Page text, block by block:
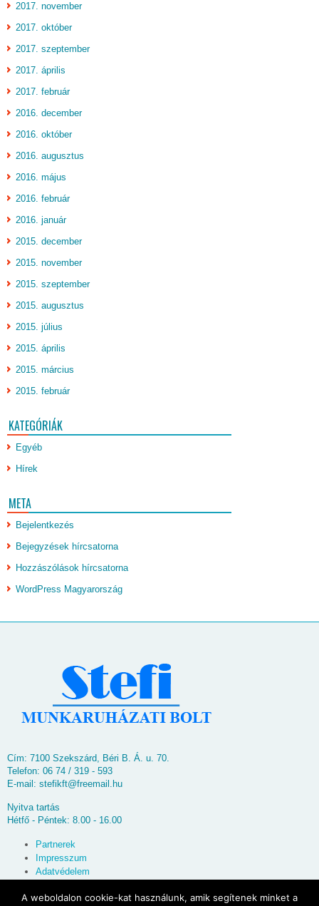
2017. november
2017. október
2017. szeptember
2017. április
2017. február
2016. december
2016. október
2016. augusztus
2016. május
2016. február
2016. január
2015. december
2015. november
2015. szeptember
2015. augusztus
2015. július
2015. április
2015. március
2015. február
KATEGÓRIÁK
Egyéb
Hírek
META
Bejelentkezés
Bejegyzések hírcsatorna
Hozzászólások hírcsatorna
WordPress Magyarország
Cím: 7100 Szekszárd, Béri B. Á. u. 70.
Telefon: 06 74 / 319 - 593
E-mail: stefikft@freemail.hu
Nyitva tartás
Hétfő - Péntek: 8.00 - 16.00
Partnerek
Impresszum
Adatvédelem
A weboldalon cookie-kat használunk, amik segítenek minket a